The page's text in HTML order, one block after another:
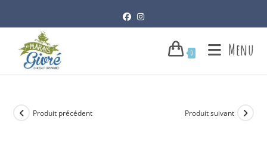
0 Menu
Produit précédent Produit suivant